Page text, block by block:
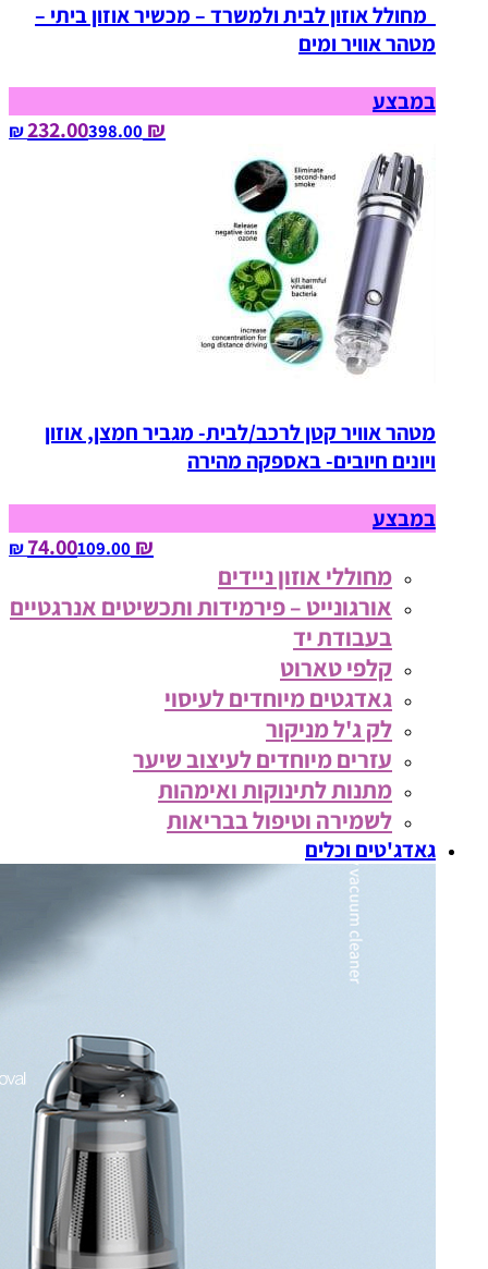
מחולל אוזון לבית ולמשרד – מכשיר אוזון ביתי –
מטהר אוויר ומים
במבצע
₪ 232.00
398.00‏ ₪
מטהר אוויר קטן לרכב/לבית- מגביר חמצן, אוזון
ויונים חיובים- באספקה מהירה
במבצע
₪ 74.00
109.00‏ ₪
מחוללי אוזון ניידים
אורגונייט – פירמידות ותכשיטים אנרגטיים
בעבודת יד
קלפי טארוט
גאדגטים מיוחדים לעיסוי
לק ג'ל מניקור
עזרים מיוחדים לעיצוב שיער
מתנות לתינוקות ואימהות
לשמירה וטיפול בבריאות
גאדג'טים וכלים